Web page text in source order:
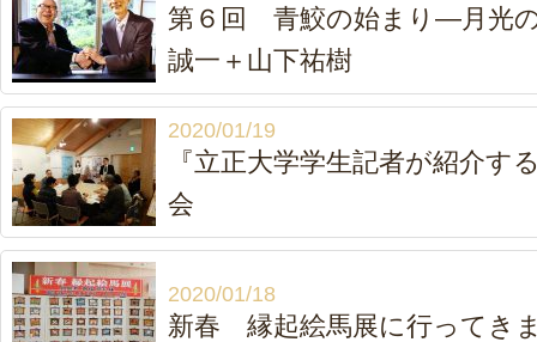
第６回 青鮫の始まり―月光
誠一＋山下祐樹
2020/01/19
『立正大学学生記者が紹介す
会
2020/01/18
新春 縁起絵馬展に行ってき